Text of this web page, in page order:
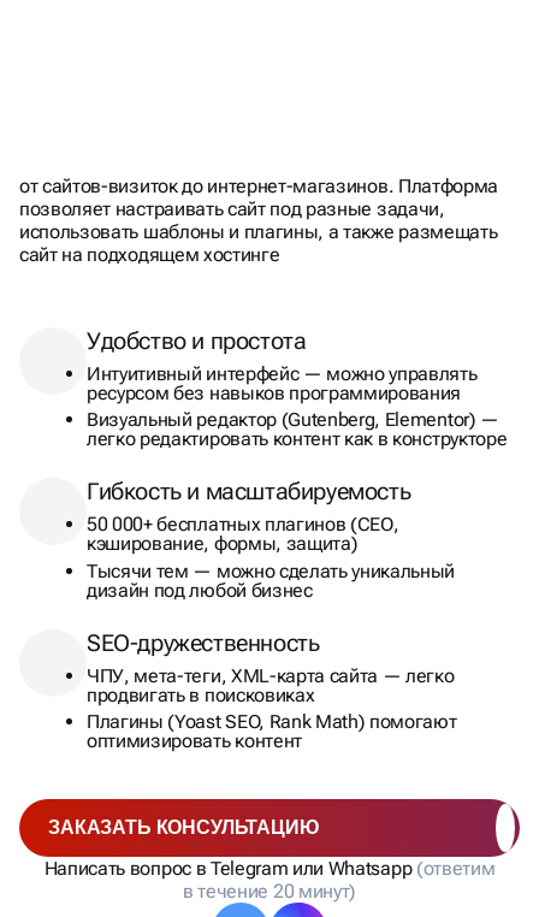
от сайтов-визиток до интернет-магазинов. Платформа
позволяет настраивать сайт под разные задачи,
использовать шаблоны и плагины, а также размещать
сайт на подходящем хостинге
Удобство и простота
Интуитивный интерфейс — можно управлять
ресурсом без навыков программирования
Визуальный редактор (Gutenberg, Elementor) —
легко редактировать контент как в конструкторе
Гибкость и масштабируемость
50 000+ бесплатных плагинов (СЕО,
кэширование, формы, защита)
Тысячи тем — можно сделать уникальный
дизайн под любой бизнес
SEO-дружественность
ЧПУ, мета-теги, XML-карта сайта — легко
продвигать в поисковиках
Плагины (Yoast SEO, Rank Math) помогают
оптимизировать контент
ЗАКАЗАТЬ КОНСУЛЬТАЦИЮ
Написать вопрос в Telegram или Whatsapp (ответим
в течение 20 минут)